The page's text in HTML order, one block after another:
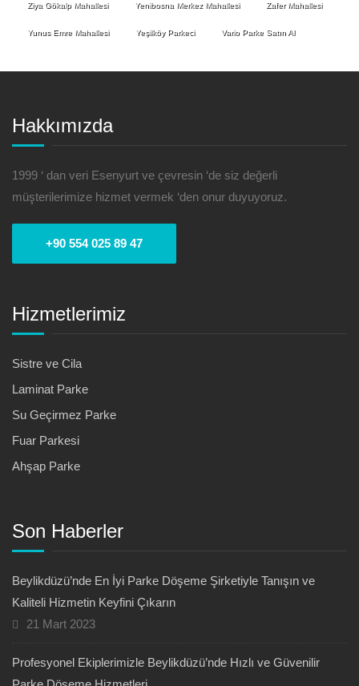
Ziya Gökalp Mahallesi Yenibosna Merkez Mahallesi Zafer Mahallesi
Yunus Emre Mahallesi Yeşilköy Parkeci Vario Parke Satın Al
Hakkımızda
1999 ‘ dan veri Esenyurt ve çevresin ‘de siz değerli
müşterilerimize hizmet vermek ‘den onur duyuyoruz.
+90 554 025 89 47
Hizmetlerimiz
Sistre ve Cila
Laminat Parke
Su Geçirmez Parke
Fuar Parkesi
Ahşap Parke
Son Haberler
Beylikdüzü’nde En İyi Parke Döşeme Şirketiyle Tanışın ve
Kaliteli Hizmetin Keyfini Çıkarın
21 Mart 2023
Profesyonel Ekiplerimizle Beylikdüzü’nde Hızlı ve Güvenilir